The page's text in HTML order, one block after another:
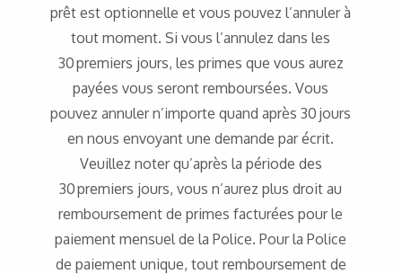
prêt est optionnelle et vous pouvez l’annuler à
tout moment. Si vous l’annulez dans les
30 premiers jours, les primes que vous aurez
payées vous seront remboursées. Vous
pouvez annuler n’importe quand après 30 jours
en nous envoyant une demande par écrit.
Veuillez noter qu’après la période des
30 premiers jours, vous n’aurez plus droit au
remboursement de primes facturées pour le
paiement mensuel de la Police. Pour la Police
de paiement unique, tout remboursement de